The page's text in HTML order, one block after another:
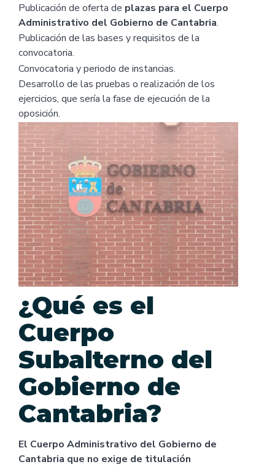
Publicación de oferta de plazas para el Cuerpo
Administrativo del Gobierno de Cantabria.
Publicación de las bases y requisitos de la
convocatoria.
Convocatoria y periodo de instancias.
Desarrollo de las pruebas o realización de los
ejercicios, que sería la fase de ejecución de la
oposición.
¿Qué es el
Cuerpo
Subalterno del
Gobierno de
Cantabria?
El Cuerpo Administrativo del Gobierno de
Cantabria que no exige de titulación